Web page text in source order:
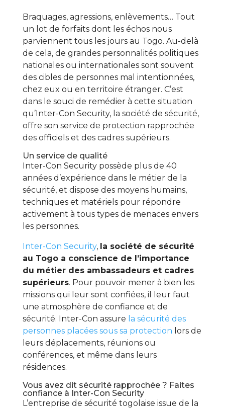
Braquages, agressions, enlèvements… Tout
un lot de forfaits dont les échos nous
parviennent tous les jours au Togo. Au-delà
de cela, de grandes personnalités politiques
nationales ou internationales sont souvent
des cibles de personnes mal intentionnées,
chez eux ou en territoire étranger. C’est
dans le souci de remédier à cette situation
qu’Inter-Con Security, la société de sécurité,
offre son service de protection rapprochée
des officiels et des cadres supérieurs.
Un service de qualité
Inter-Con Security possède plus de 40
années d’expérience dans le métier de la
sécurité, et dispose des moyens humains,
techniques et matériels pour répondre
activement à tous types de menaces envers
les personnes.
Inter-Con Security, la société de sécurité
au Togo a conscience de l’importance
du métier des ambassadeurs et cadres
supérieurs. Pour pouvoir mener à bien les
missions qui leur sont confiées, il leur faut
une atmosphère de confiance et de
sécurité. Inter-Con assure la sécurité des
personnes placées sous sa protection lors de
leurs déplacements, réunions ou
conférences, et même dans leurs
résidences.
Vous avez dit sécurité rapprochée ? Faites
confiance à Inter-Con Security
L’entreprise de sécurité togolaise issue de la